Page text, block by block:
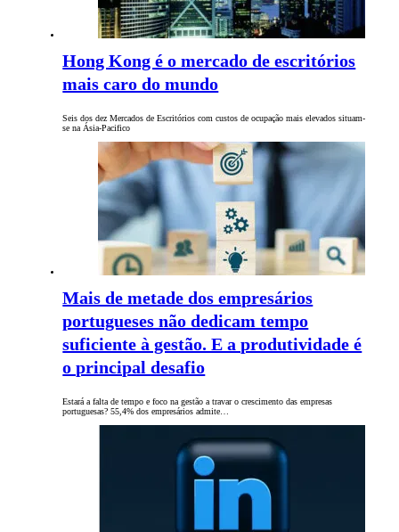
Hong Kong é o mercado de escritórios
mais caro do mundo
Seis dos dez Mercados de Escritórios com custos de ocupação mais elevados situam-
se na Ásia-Pacifico
Mais de metade dos empresários
portugueses não dedicam tempo
suficiente à gestão. E a produtividade é
o principal desafio
Estará a falta de tempo e foco na gestão a travar o crescimento das empresas
portuguesas? 55,4% dos empresários admite…